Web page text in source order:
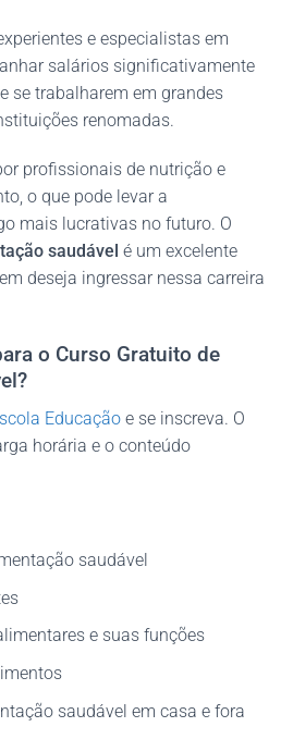
e especialistas em
salários significativamente
se trabalharem em grandes
renomadas.
profissionais de nutrição e
o que pode levar a
mais lucrativas no futuro. O
saudável é um excelente
deseja ingressar nessa carreira
o Curso Gratuito de
Educação e se inscreva. O
horária e o conteúdo
saudável
e suas funções
saudável em casa e fora